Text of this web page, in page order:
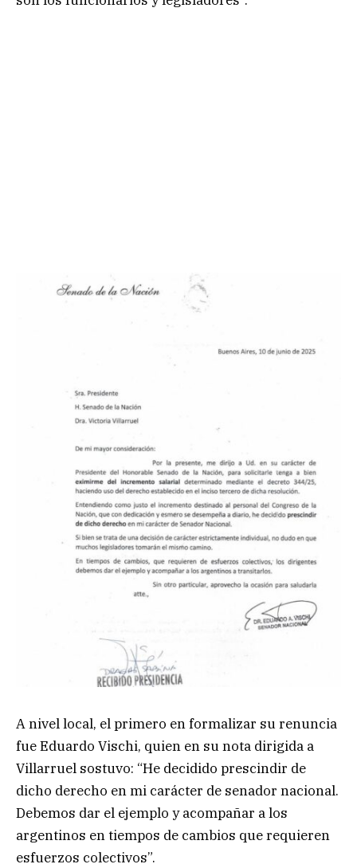
A nivel local, el primero en formalizar su renuncia
fue Eduardo Vischi, quien en su nota dirigida a
Villarruel sostuvo: “He decidido prescindir de
dicho derecho en mi carácter de senador nacional.
Debemos dar el ejemplo y acompañar a los
argentinos en tiempos de cambios que requieren
esfuerzos colectivos”.